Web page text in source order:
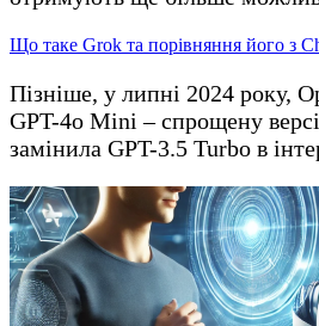
Що таке Grok та порівняння його з
Пізніше, у липні 2024 року,
GPT-4o Mini – спрощену
замінила GPT-3.5 Turbo в